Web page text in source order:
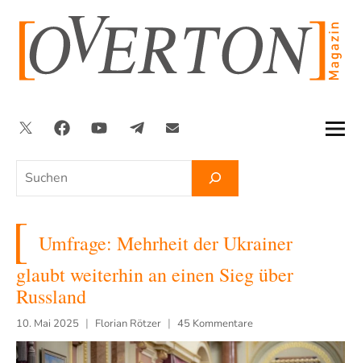
springen
Suchen
TwitterFacebookYouTubeTelegramNewsletter
Umfrage: Mehrheit der Ukrainer
glaubt weiterhin an einen Sieg über
Russland
10. Mai 2025 Florian Rötzer 45 Kommentare